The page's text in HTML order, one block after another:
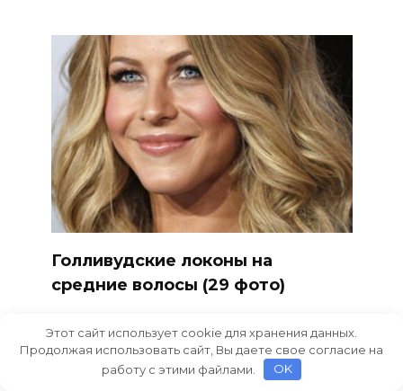
Голливудские локоны на
средние волосы (29 фото)
Этот сайт использует cookie для хранения данных.
Продолжая использовать сайт, Вы даете свое согласие на
работу с этими файлами.
OK